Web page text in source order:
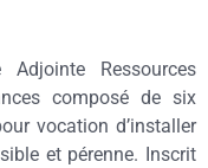
Ressources
composé de six
vocation d’installer
et pérenne. Inscrit